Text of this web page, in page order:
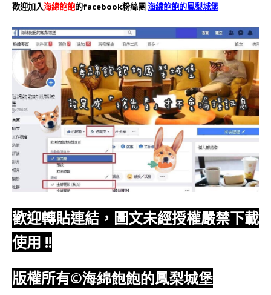
歡迎加入海綿飽飽的facebook粉絲團海綿飽飽的鳳梨城堡
歡迎轉貼連結，圖文未經授權嚴禁下載
使用 !!
版權所有©海綿飽飽的鳳梨城堡